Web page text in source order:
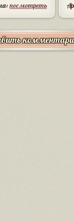
посмотреть